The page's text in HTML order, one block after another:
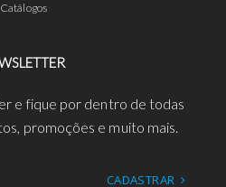
Catálogos
e fique por dentro de todas
promoções e muito mais.
CADASTRAR